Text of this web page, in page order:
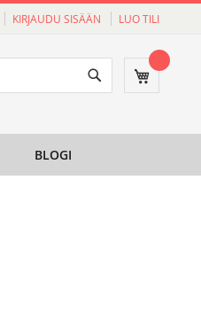
KIRJAUDU SISÄÄN LUO TILI
Ostoskori
BLOGI